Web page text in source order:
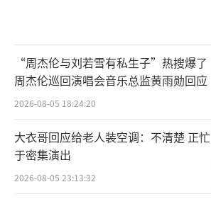
“周杰伦与刘若雪有私生子”热搜爆了
周杰伦巡回演唱会音乐总监黄雨勋回应
2026-08-05 18:24:20
大衣哥回应给老人装空调：不清楚 正忙
于密集演出
2026-08-05 23:13:32